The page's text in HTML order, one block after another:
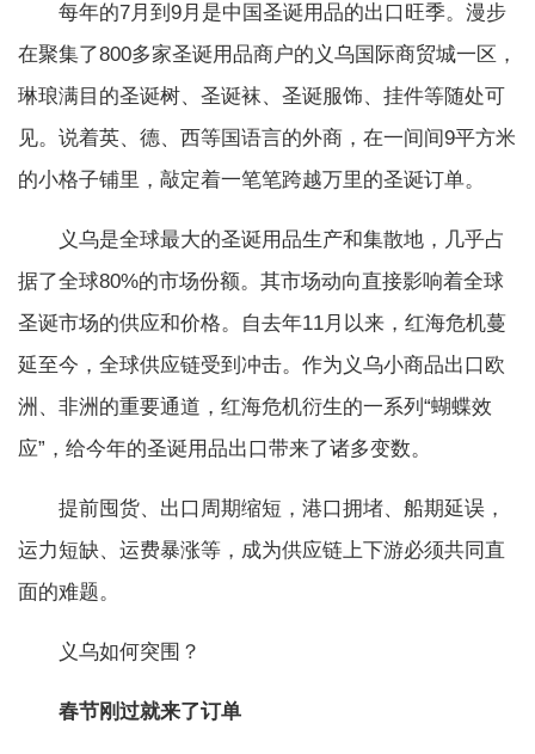
每年的7月到9月是中国圣诞用品的出口旺季。漫步
在聚集了800多家圣诞用品商户的义乌国际商贸城一区，
琳琅满目的圣诞树、圣诞袜、圣诞服饰、挂件等随处可
见。说着英、德、西等国语言的外商，在一间间9平方米
的小格子铺里，敲定着一笔笔跨越万里的圣诞订单。
义乌是全球最大的圣诞用品生产和集散地，几乎占
据了全球80%的市场份额。其市场动向直接影响着全球
圣诞市场的供应和价格。自去年11月以来，红海危机蔓
延至今，全球供应链受到冲击。作为义乌小商品出口欧
洲、非洲的重要通道，红海危机衍生的一系列“蝴蝶效
应”，给今年的圣诞用品出口带来了诸多变数。
提前囤货、出口周期缩短，港口拥堵、船期延误，
运力短缺、运费暴涨等，成为供应链上下游必须共同直
面的难题。
义乌如何突围？
春节刚过就来了订单